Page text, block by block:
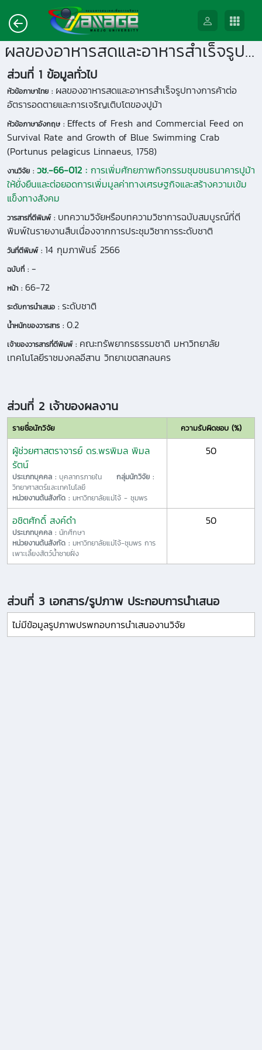
ผลของอาหารสดและอาหารสำเร็จรูปทางการค้าต่ออัตรารอดตายและการเจริญเติบโตของปูม้า
ส่วนที่ 1 ข้อมูลทั่วไป
หัวข้อภาษาไทย : ผลของอาหารสดและอาหารสำเร็จรูปทางการค้าต่อ
อัตรารอดตายและการเจริญเติบโตของปูม้า
หัวข้อภาษาอังกฤษ : Effects of Fresh and Commercial Feed on
Survival Rate and Growth of Blue Swimming Crab
(Portunus pelagicus Linnaeus, 1758)
งานวิจัย : วช.-66-012 : การเพิ่มศักยภาพกิจกรรมชุมชนธนาคารปูม้า
ให้ยั่งยืนและต่อยอดการเพิ่มมูลค่าทางเศรษฐกิจและสร้างความเข้ม
แข็งทางสังคม
วารสารที่ตีพิมพ์ : บทความวิจัยหรือบทความวิชาการฉบับสมบูรณ์ที่ตี
พิมพ์ในรายงานสืบเนื่องจากการประชุมวิชาการระดับชาติ
วันที่ตีพิมพ์ : 14 กุมภาพันธ์ 2566
ฉบับที่ : -
หน้า : 66-72
ระดับการนำเสนอ : ระดับชาติ
น้ำหนักของวารสาร : 0.2
เจ้าของวารสารที่ตีพิมพ์ : คณะทรัพยากรธรรมชาติ มหาวิทยาลัย
เทคโนโลยีราชมงคลอีสาน วิทยาเขตสกลนคร
ส่วนที่ 2 เจ้าของผลงาน
รายชื่อนักวิจัย ความรับผิดชอบ (%)
ผู้ช่วยศาสตราจารย์ ดร.พรพิมล พิมล
รัตน์
ประเภทบุคคล : บุคลากรภายใน กลุ่มนักวิจัย :
วิทยาศาสตร์และเทคโนโลยี
หน่วยงานต้นสังกัด : มหาวิทยาลัยแม่โจ้ - ชุมพร
50
อชิตศักดิ์ สงค์ดำ
ประเภทบุคคล : นักศึกษา
หน่วยงานต้นสังกัด : มหาวิทยาลัยแม่โจ้-ชุมพร การ
เพาะเลี้ยงสัตว์น้ำชายฝั่ง
50
ส่วนที่ 3 เอกสาร/รูปภาพ ประกอบการนำเสนอ
ไม่มีข้อมูลรูปภาพปรพกอบการนำเสนองานวิจัย